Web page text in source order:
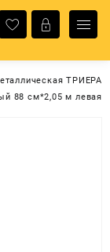
ТРИЕРА
88 см*2,05 м левая